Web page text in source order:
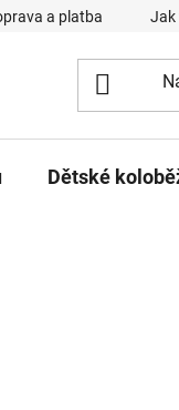
a platba Jak
Dětské